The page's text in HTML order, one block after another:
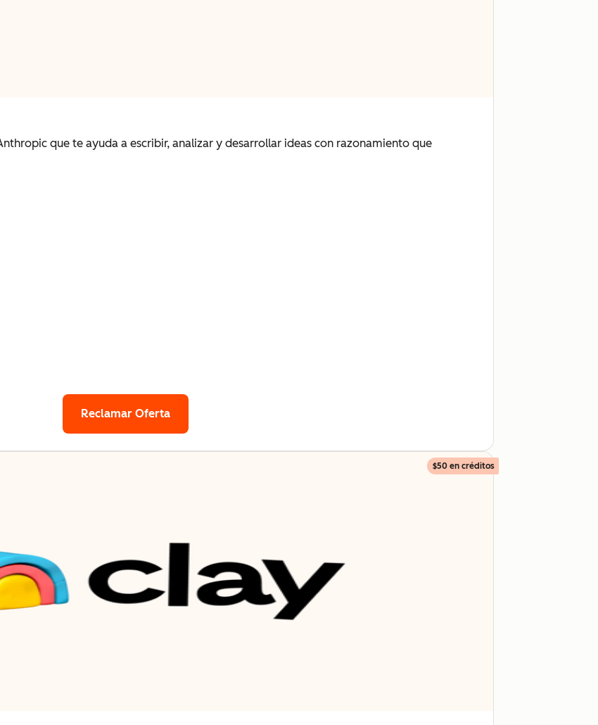
que te ayuda a escribir, analizar y desarrollar ideas con razonamiento que
Reclamar Oferta
$50 en créditos